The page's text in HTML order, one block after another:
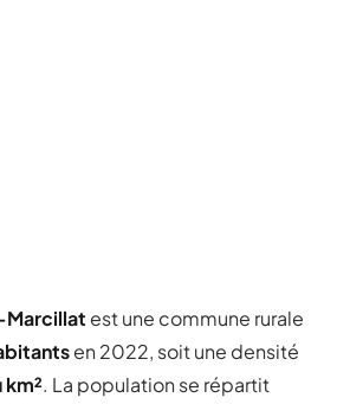
est une commune rurale
en 2022, soit une densité
km². La population se répartit